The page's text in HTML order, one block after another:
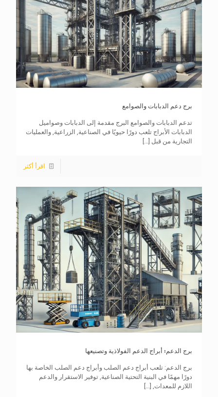
برج دعم الدبابات والصوامع
تدعم الدبابات والصوامع البرج مقدمة إلى الدبابات وصواميل
الدبابات الأبراج تلعب دورًا حيويًا في الصناعية, الزراعية, والعمليات
التجارية من قبل [...]
اقرأ أكثر
برج الدعم: أبراج الدعم الفولاذية وتصنيعها
برج الدعم: تلعب أبراج دعم الصلب وأبراج دعم الصلب الخاصة بها
دورًا مهمًا في البنية التحتية الصناعية, توفير الاستقرار والدعم
اللازم للمعدات,